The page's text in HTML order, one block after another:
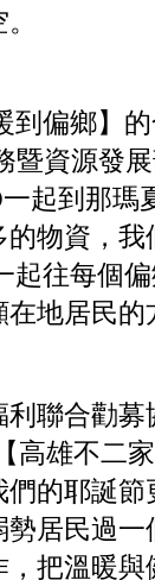
到偏鄉】
暨資源發
起到那瑪
物資，
起往每個
地居民的
利聯合勸
高雄不二
們的耶誕
勢居民過
把溫暖